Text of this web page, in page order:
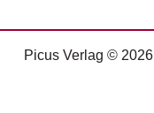
Picus Verlag © 2026